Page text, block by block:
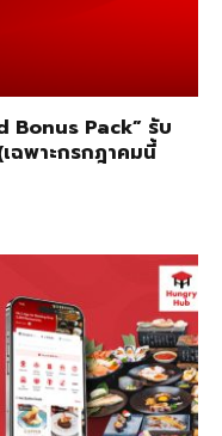
Bonus Pack” รับ
ฉพาะกรกฎาคมนี้